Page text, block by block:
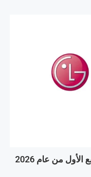
من عام 2026